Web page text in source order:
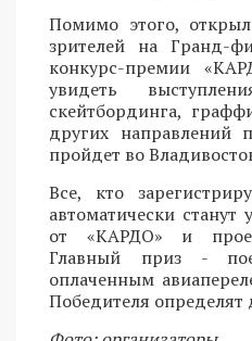
Помимо этого,
зрителей на Гранд-
конкурс-премии
увидеть
скейтбординга,
других направлений
пройдет во
Все, кто
автоматически станут
от «КАРДО» и
Главный приз -
оплаченным
Победителя определят